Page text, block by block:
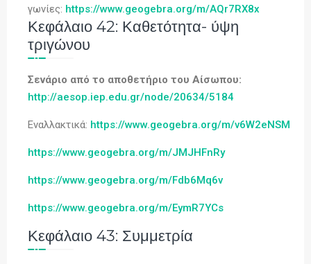
γωνίες: https://www.geogebra.org/m/AQr7RX8x
Κεφάλαιο 42: Καθετότητα- ύψη
τριγώνου
Σενάριο από το αποθετήριο του Αίσωπου:
http://aesop.iep.edu.gr/node/20634/5184
Εναλλακτικά: https://www.geogebra.org/m/v6W2eNSM
https://www.geogebra.org/m/JMJHFnRy
https://www.geogebra.org/m/Fdb6Mq6v
https://www.geogebra.org/m/EymR7YCs
Κεφάλαιο 43: Συμμετρία